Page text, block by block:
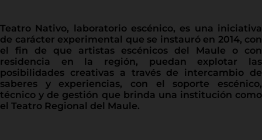
Teatro Nativo, laboratorio escénico, es una iniciativa
de carácter experimental que se instauró en 2014, con
el fin de que artistas escénicos del Maule o con
residencia en la región, puedan explotar las
posibilidades creativas a través de intercambio de
saberes y experiencias, con el soporte escénico,
técnico y de gestión que brinda una institución como
el Teatro Regional del Maule.